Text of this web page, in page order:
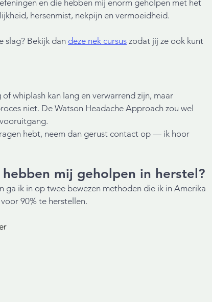
en die hebben mij enorm geholpen met het
hersenmist, nekpijn en vermoeidheid.
slag? Bekijk dan deze nek cursus zodat jij ze ook kunt
whiplash kan lang en verwarrend zijn, maar
niet. De Watson Headache Approach zou wel
hebt, neem dan gerust contact op — ik hoor
mij geholpen in herstel?
ga ik in op twee bewezen methoden die ik in Amerika
90% te herstellen.